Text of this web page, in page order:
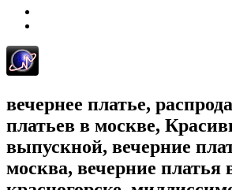
вечернее платье,
платьев в москве,
выпускной, вечерние
москва, вечерние платья